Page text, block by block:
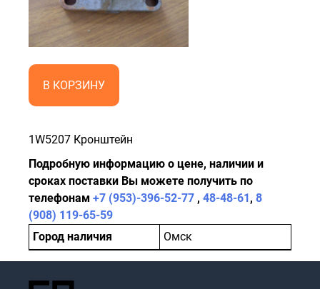
В КОРЗИНУ
1W5207 Кронштейн
Подробную информацию о цене, наличии и
сроках поставки Вы можете получить по
телефонам +7 (953)-396-52-77 , 48-48-61, 8
(908) 119-65-59
Город наличия
Омск